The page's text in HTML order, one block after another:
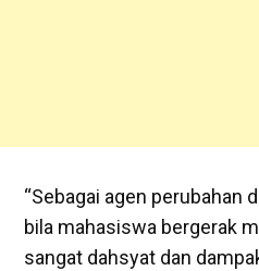
“Sebagai agen perubahan
bila mahasiswa bergerak
sangat dahsyat dan